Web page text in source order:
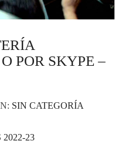
POR SKYPE –
SIN CATEGORÍA
23